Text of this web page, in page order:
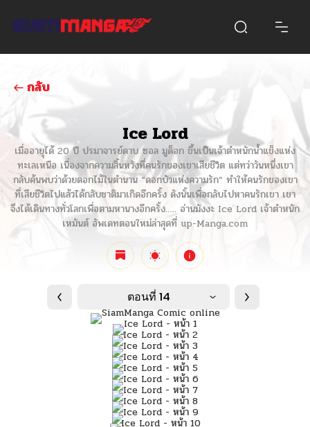
กลับ
Ice Lord
เมื่ออายุได้ 20 ปี ปรมาจารย์ดาบ ซอล มูด็อก ขึ้นเป็นเจ้าตำหนักน้ำแข็งแห่ง
ทะเลเหนือ เนื่องจากความสิ้นหวังที่คนรักของเขาเสียชีวิต แต่ทว่าวันหนึ่งเขา
กลับค้นพบว่าด้วยดอกไม้ในตำนาน “ดอกบัวแห่งความรัก” ทำให้คนรักของเขา
ที่เสียชีวิตไปแล้วได้กลับชาติมาเกิดอีกครั้ง ดังนั้นเพื่อกลับไปหาคนรักเขา เขา
จึงได้เดินทางทั่วโลกเพื่อตามหานางอีกครั้ง….. อ่านมังงะ Ice Lord เจ้าตำหนัก
เหมันต์ อัพเดทตอนใหม่ล่าสุดที่ up-Manga.com
ตอนที่ 14